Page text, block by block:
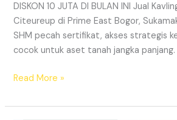
DISKON 10 JUTA DI BULAN INI Jual
Citeureup di Prime East Bogor,
SHM pecah sertifikat, akses strategis
cocok untuk aset tanah jangka panjang.
Read More »